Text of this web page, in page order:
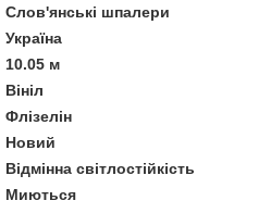
Слов'янські шпалери
Україна
10.05 м
Вініл
Флізелін
Новий
Відмінна світлостійкість
Миються